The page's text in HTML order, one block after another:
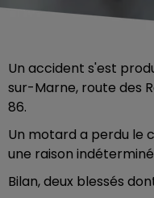
Un accident s'est
sur-Marne, route des
86.
Un motard a perdu le
une raison
Bilan, deux blessés